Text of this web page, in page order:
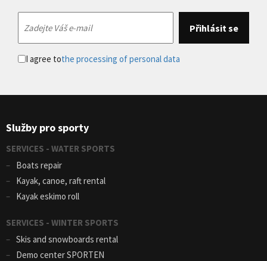
I agree tothe processing of personal data
Služby pro sporty
SERVICES - WATER SPORTS
Boats repair
Kayak, canoe, raft rental
Kayak eskimo roll
SERVICES - WINTER SPORTS
Skis and snowboards rental
Demo center SPORTEN